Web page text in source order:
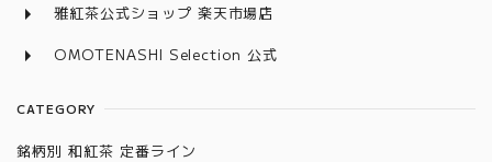
雅紅茶公式ショップ 楽天市場店
OMOTENASHI Selection 公式
CATEGORY
銘柄別 和紅茶 定番ライン